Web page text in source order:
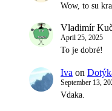
Wow, to su
Vladimír
April 25, 2025
To je dobré!
Iva on
September 13,
Vdaka.